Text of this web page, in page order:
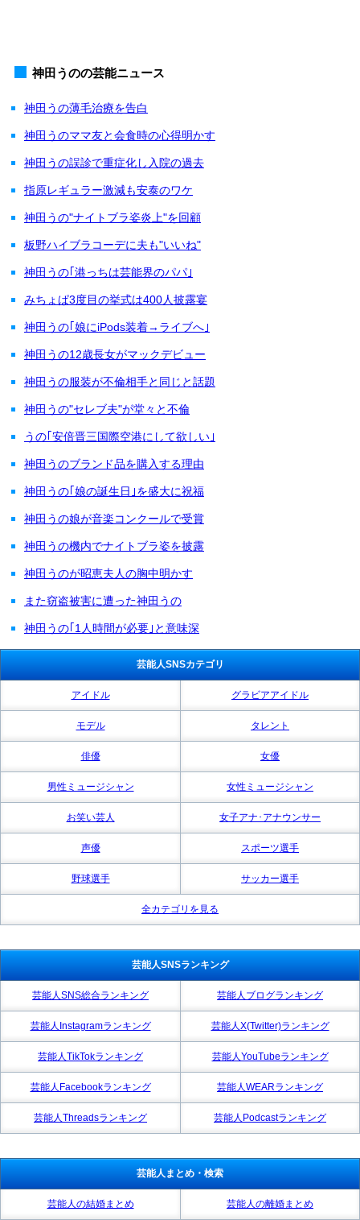
神田うのの芸能ニュース
神田うの薄毛治療を告白
神田うのママ友と会食時の心得明かす
神田うの誤診で重症化し入院の過去
指原レギュラー激減も安泰のワケ
神田うの"ナイトブラ姿炎上"を回顧
板野ハイブラコーデに夫も"いいね"
神田うの｢港っちは芸能界のパパ｣
みちょぱ3度目の挙式は400人披露宴
神田うの｢娘にiPods装着→ライブへ｣
神田うの12歳長女がマックデビュー
神田うの服装が不倫相手と同じと話題
神田うの"セレブ夫"が堂々と不倫
うの｢安倍晋三国際空港にして欲しい｣
神田うのブランド品を購入する理由
神田うの｢娘の誕生日｣を盛大に祝福
神田うの娘が音楽コンクールで受賞
神田うの機内でナイトブラ姿を披露
神田うのが昭恵夫人の胸中明かす
また窃盗被害に遭った神田うの
神田うの｢1人時間が必要｣と意味深
芸能人SNSカテゴリ
アイドル グラビアアイドル
モデル タレント
俳優 女優
男性ミュージシャン 女性ミュージシャン
お笑い芸人 女子アナ･アナウンサー
声優 スポーツ選手
野球選手 サッカー選手
全カテゴリを見る
芸能人SNSランキング
芸能人SNS総合ランキング 芸能人ブログランキング
芸能人Instagramランキング 芸能人X(Twitter)ランキング
芸能人TikTokランキング 芸能人YouTubeランキング
芸能人Facebookランキング 芸能人WEARランキング
芸能人Threadsランキング 芸能人Podcastランキング
芸能人まとめ・検索
芸能人の結婚まとめ 芸能人の離婚まとめ